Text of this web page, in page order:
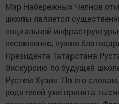
Мэр Набережных Челнов
школы является
социальной
несомненно, нужно
Президента Татарстана
Экскурсию по будущей
Рустем Хузин. По его
родителей уже принята